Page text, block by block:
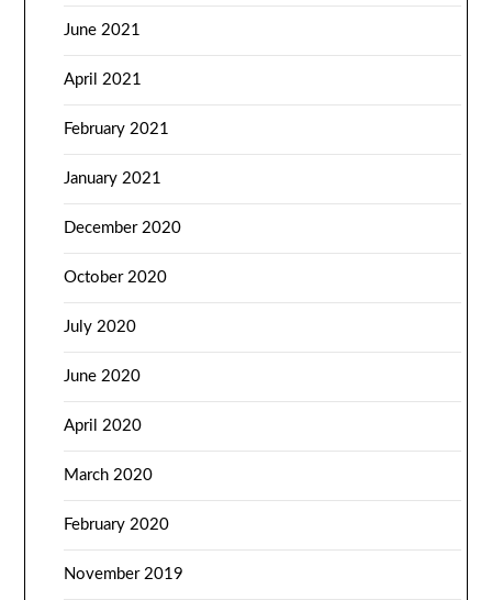
June 2021
April 2021
February 2021
January 2021
December 2020
October 2020
July 2020
June 2020
April 2020
March 2020
February 2020
November 2019